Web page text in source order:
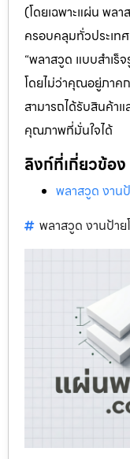
(โดยเฉพาะแผ่น พล
ครอบคลุมทั่วประเท
“พลาสวูด แบบสำเร็
โดยไม่ว่าคุณอยู่ภาค
สามารถได้รับสินค้าแ
คุณภาพที่มั่นใจได้
ลิงก์ที่เกี่ยวข้อง
พลาสวูด งาน
พลาสวูด งานป้า